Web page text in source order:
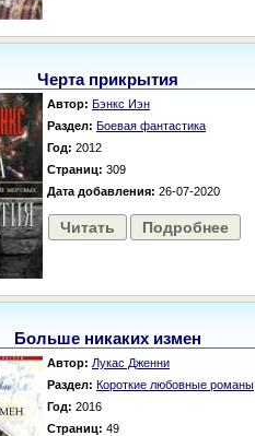
Черта прикрытия
Автор: Бэнкс Иэн
Раздел: Боевая фантастика
Год: 2012
Страниц: 309
Дата добавления: 26-07-2020
Читать Подробнее
Больше никаких измен
Автор: Лукас Дженни
Раздел: Короткие любовные романы
Год: 2016
Страниц: 49